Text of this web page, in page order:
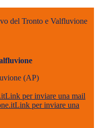
del Tronto e Valfluvione
(AP)
Link per inviare una mail
Link per inviare una